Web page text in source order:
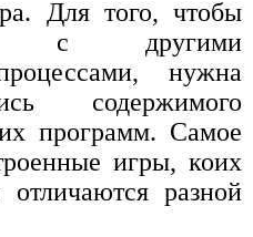
Для того, чтобы
с другими
нужна
содержимого
программ. Самое
игры, коих
разной